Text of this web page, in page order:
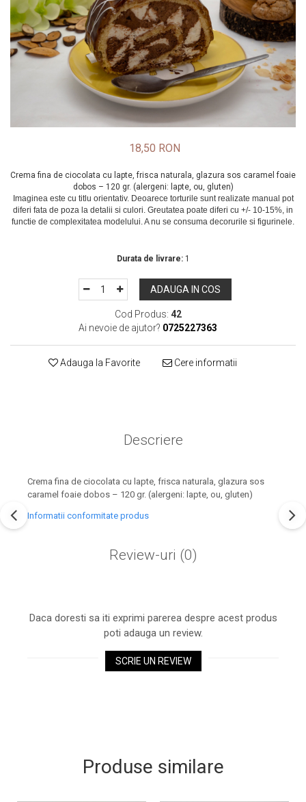
18,50 RON
Crema fina de ciocolata cu lapte, frisca naturala, glazura sos caramel foaie
dobos – 120 gr. (alergeni: lapte, ou, gluten)
Durata de livrare:1
ADAUGA IN COS
Cod Produs: 42
Ai nevoie de ajutor? 0725227363
Adauga la Favorite Cere informatii
Descriere
Crema fina de ciocolata cu lapte, frisca naturala, glazura sos
caramel foaie dobos – 120 gr. (alergeni: lapte, ou, gluten)
Informatii conformitate produs
Review-uri (0)
Daca doresti sa iti exprimi parerea despre acest produs
poti adauga un review.
SCRIE UN REVIEW
Produse similare